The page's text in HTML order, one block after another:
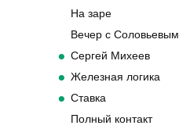
На заре
Вечер с Соловьевым
Сергей Михеев
Железная логика
Ставка
Полный контакт